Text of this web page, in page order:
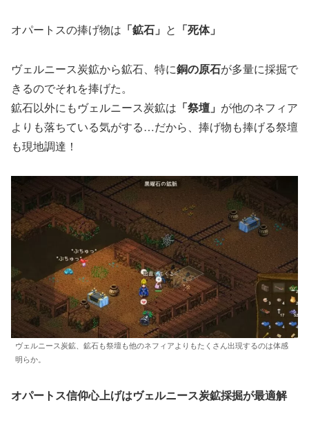
オパートスの捧げ物は 「鉱石」 と 「死体」
ヴェルニース炭鉱から鉱石、特に銅の原石が多量に採掘で
きるのでそれを捧げた。
鉱石以外にもヴェルニース炭鉱は 「祭壇」 が他のネフィア
よりも落ちている気がする…だから、捧げ物も捧げる祭壇
も現地調達！
ヴェルニース炭鉱、鉱石も祭壇も他のネフィアよりもたくさん出現するのは体感
明らか。
オパートス信仰心上げはヴェルニース炭鉱採掘が最適解